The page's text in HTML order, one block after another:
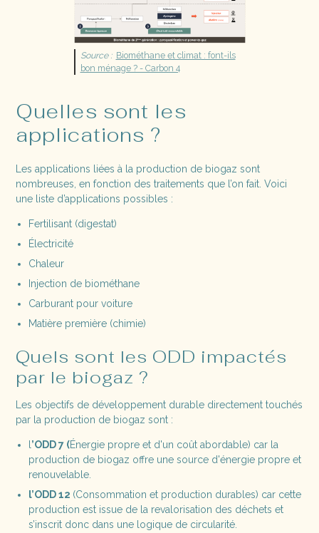
Source : Biométhane et climat : font-ils
bon ménage ? - Carbon 4
Quelles sont les
applications ?
Les applications liées à la production de biogaz sont
nombreuses, en fonction des traitements que l’on fait. Voici
une liste d’applications possibles :
Fertilisant (digestat)
Électricité
Chaleur
Injection de biométhane
Carburant pour voiture
Matière première (chimie)
Quels sont les ODD impactés
par le biogaz ?
Les objectifs de développement durable directement touchés
par la production de biogaz sont :
’ODD 7 (Énergie propre et d'un coût abordable) car la
production de biogaz offre une source d'énergie propre et
renouvelable.
l’ODD 12 (Consommation et production durables) car cette
production est issue de la revalorisation des déchets et
s’inscrit donc dans une logique de circularité.